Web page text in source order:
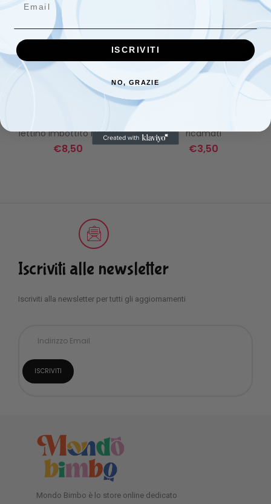
lettino imbottito Nancy
€8,50
ricamati
€3,50
Iscriviti alle newsletter
Iscriviti alla newsletter per tutti gli aggiornamenti
Mondo Bimbo è lo store online dedicato
ISCRIVITI
NO, GRAZIE